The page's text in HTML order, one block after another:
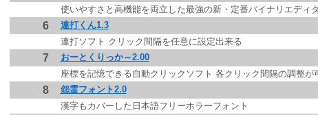
使いやすさと高機能を両立した最強の新・定番バイナリエディタ
6 連打くん1.3
連打ソフト クリック間隔を任意に設定出来る
7 おーとくりっか～2.00
座標を記憶できる自動クリックソフト 各クリック間隔の調整が
8 怨霊フォント2.0
漢字もカバーした日本語フリーホラーフォント